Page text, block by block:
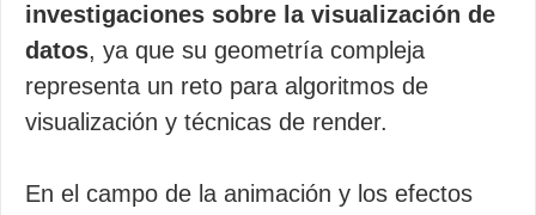
investigaciones sobre la visualización de
datos, ya que su geometría compleja
representa un reto para algoritmos de
visualización y técnicas de render.
En el campo de la animación y los efectos